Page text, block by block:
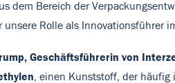
dem Bereich der
Rolle als Innovationsführer
Geschäftsführerin von
, einen Kunststoff, der